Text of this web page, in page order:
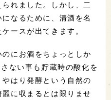
れました。しかし、二
なるために、清酒を名
ースが出てきます。
にお酒をちょっとしか
ない事も貯蔵時の酸化を
はり発酵という自然の
に収まるとは限りませ